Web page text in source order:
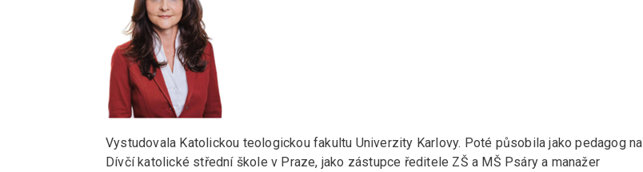
Vystudovala Katolickou teologickou fakultu Univerzity Karlovy. Poté působila jako pedagog na
Dívčí katolické střední škole v Praze, jako zástupce ředitele ZŠ a MŠ Psáry a manažer